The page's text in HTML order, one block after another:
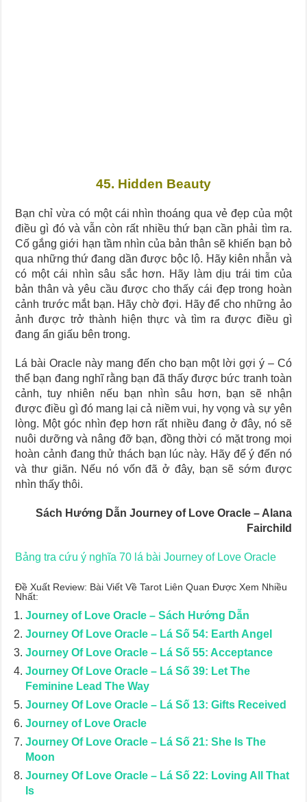
45. Hidden Beauty
Bạn chỉ vừa có một cái nhìn thoáng qua vẻ đẹp của một
điều gì đó và vẫn còn rất nhiều thứ bạn cần phải tìm ra.
Cố gắng giới hạn tầm nhìn của bản thân sẽ khiến bạn bỏ
qua những thứ đang dần được bộc lộ. Hãy kiên nhẫn và
có một cái nhìn sâu sắc hơn. Hãy làm dịu trái tim của
bản thân và yêu cầu được cho thấy cái đẹp trong hoàn
cảnh trước mắt bạn. Hãy chờ đợi. Hãy để cho những ảo
ảnh được trở thành hiện thực và tìm ra được điều gì
đang ẩn giấu bên trong.
Lá bài Oracle này mang đến cho bạn một lời gợi ý – Có
thể bạn đang nghĩ rằng bạn đã thấy được bức tranh toàn
cảnh, tuy nhiên nếu bạn nhìn sâu hơn, bạn sẽ nhận
được điều gì đó mang lại cả niềm vui, hy vọng và sự yên
lòng. Một góc nhìn đẹp hơn rất nhiều đang ở đây, nó sẽ
nuôi dưỡng và nâng đỡ bạn, đồng thời có mặt trong mọi
hoàn cảnh đang thử thách bạn lúc này. Hãy để ý đến nó
và thư giãn. Nếu nó vốn đã ở đây, bạn sẽ sớm được
nhìn thấy thôi.
Sách Hướng Dẫn Journey of Love Oracle – Alana
Fairchild
Bảng tra cứu ý nghĩa 70 lá bài Journey of Love Oracle
Đề Xuất Review: Bài Viết Về Tarot Liên Quan Được Xem Nhiều
Nhất:
Journey of Love Oracle – Sách Hướng Dẫn
Journey Of Love Oracle – Lá Số 54: Earth Angel
Journey Of Love Oracle – Lá Số 55: Acceptance
Journey Of Love Oracle – Lá Số 39: Let The
Feminine Lead The Way
Journey Of Love Oracle – Lá Số 13: Gifts Received
Journey of Love Oracle
Journey Of Love Oracle – Lá Số 21: She Is The
Moon
Journey Of Love Oracle – Lá Số 22: Loving All That
Is